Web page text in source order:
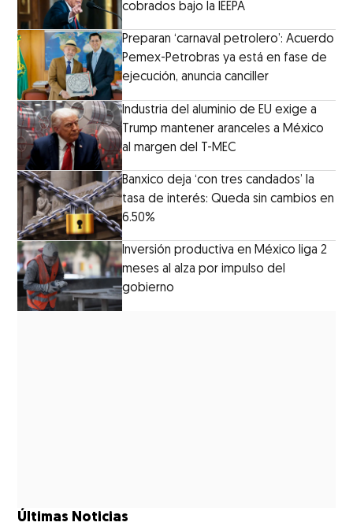
cobrados bajo la IEEPA
Preparan ‘carnaval petrolero’: Acuerdo
Pemex-Petrobras ya está en fase de
ejecución, anuncia canciller
Industria del aluminio de EU exige a
Trump mantener aranceles a México
al margen del T-MEC
Banxico deja ‘con tres candados’ la
tasa de interés: Queda sin cambios en
6.50%
Inversión productiva en México liga 2
meses al alza por impulso del
gobierno
Últimas Noticias